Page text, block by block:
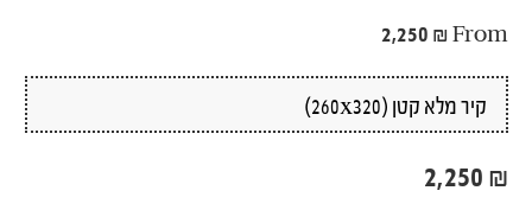
From
2,250 ₪
2,250 ₪